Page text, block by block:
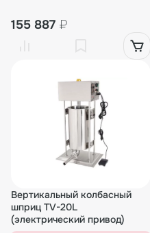
155 887 ₽
Вертикальный колбасный
шприц TV-20L
(электрический привод)